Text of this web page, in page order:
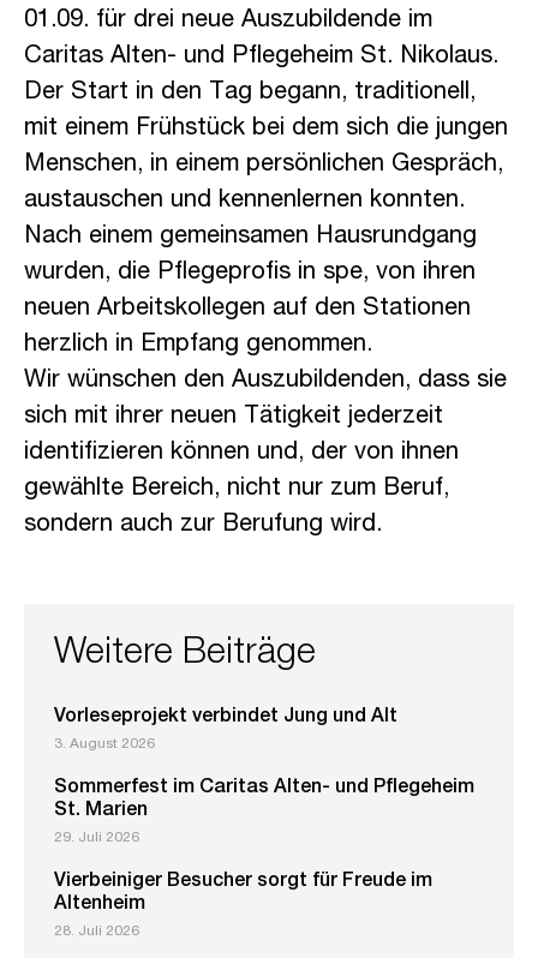
01.09. für drei neue Auszubildende im
Caritas Alten- und Pflegeheim St. Nikolaus.
Der Start in den Tag begann, traditionell,
mit einem Frühstück bei dem sich die jungen
Menschen, in einem persönlichen Gespräch,
austauschen und kennenlernen konnten.
Nach einem gemeinsamen Hausrundgang
wurden, die Pflegeprofis in spe, von ihren
neuen Arbeitskollegen auf den Stationen
herzlich in Empfang genommen.
Wir wünschen den Auszubildenden, dass sie
sich mit ihrer neuen Tätigkeit jederzeit
identifizieren können und, der von ihnen
gewählte Bereich, nicht nur zum Beruf,
sondern auch zur Berufung wird.
Weitere Beiträge
Vorleseprojekt verbindet Jung und Alt
3. August 2026
Sommerfest im Caritas Alten- und Pflegeheim
St. Marien
29. Juli 2026
Vierbeiniger Besucher sorgt für Freude im
Altenheim
28. Juli 2026